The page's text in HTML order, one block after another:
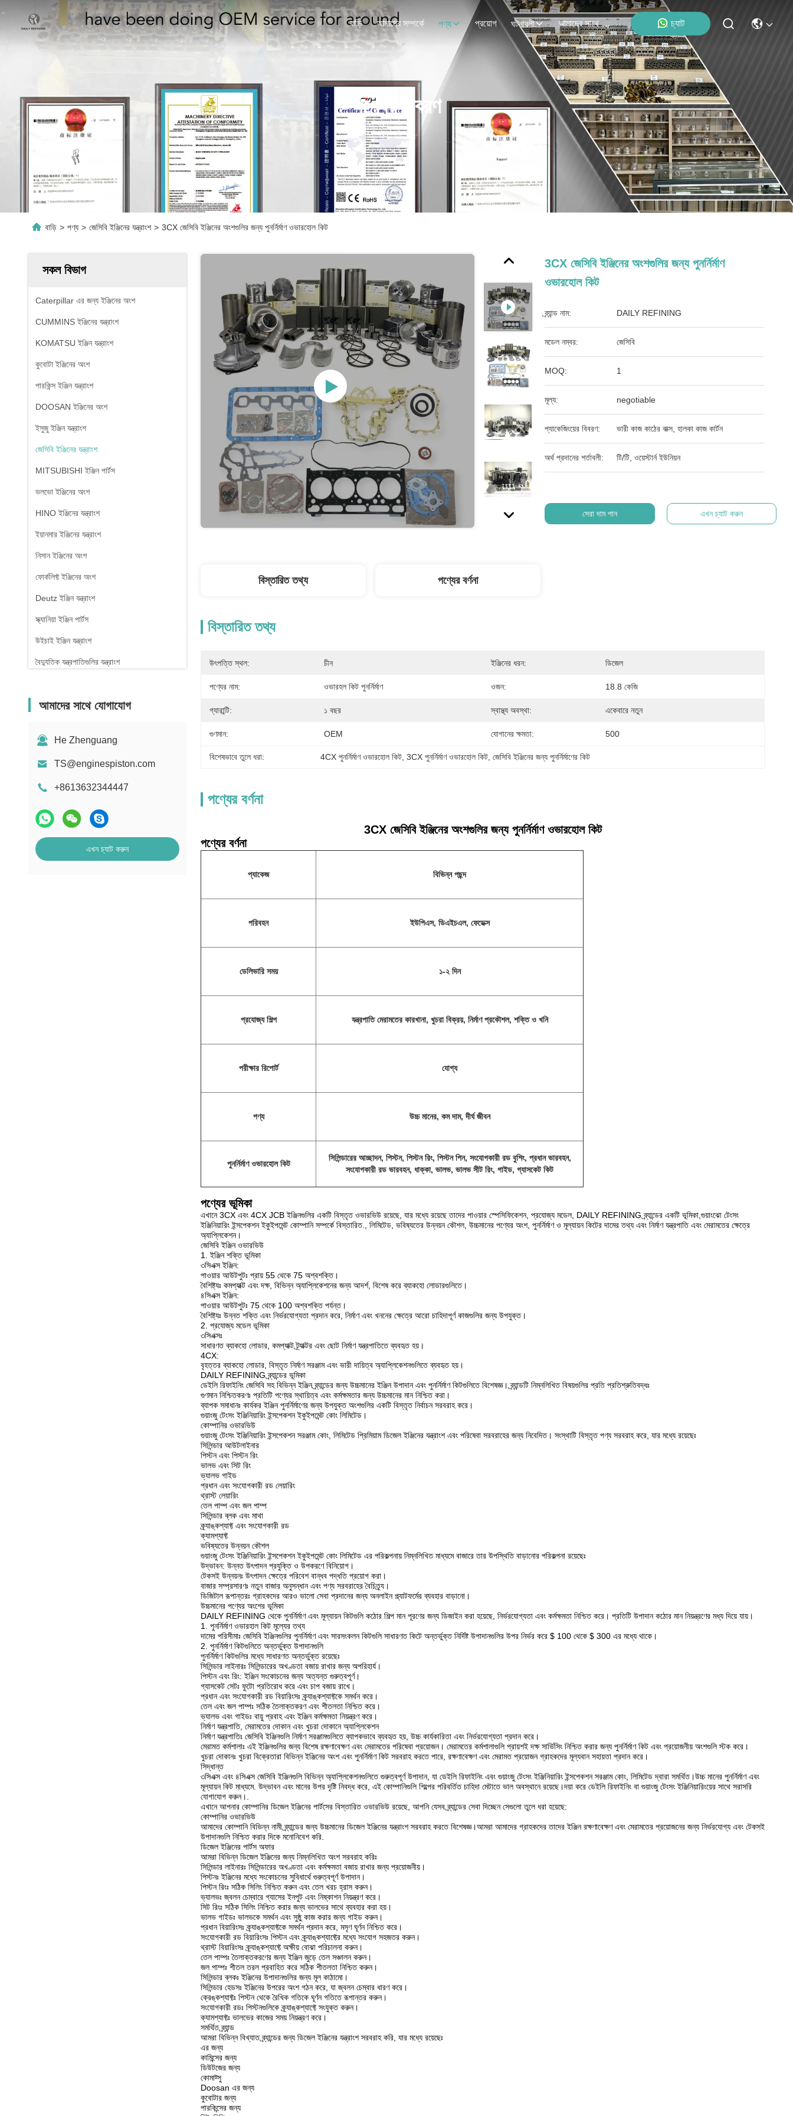
বাড়ি আমাদের সম্পর্কে পণ্য প্রয়োগ ঘটনাবলী আমাদের সাথে যোগাযোগ চ্যাট
পণ্যের বিবরণ
বাড়ি > পণ্য > জেসিবি ইঞ্জিনের যন্ত্রাংশ > 3CX জেসিবি ইঞ্জিনের অংশগুলির জন্য পুনর্নির্মাণ ওভারহোল কিট
সকল বিভাগ
Caterpillar এর জন্য ইঞ্জিনের অংশ
CUMMINS ইঞ্জিনের যন্ত্রাংশ
KOMATSU ইঞ্জিন যন্ত্রাংশ
কুবোটা ইঞ্জিনের অংশ
পারকিন্স ইঞ্জিন যন্ত্রাংশ
DOOSAN ইঞ্জিনের অংশ
ইসুজু ইঞ্জিন যন্ত্রাংশ
জেসিবি ইঞ্জিনের যন্ত্রাংশ
MITSUBISHI ইঞ্জিন পার্টস
ভলভো ইঞ্জিনের অংশ
HINO ইঞ্জিনের যন্ত্রাংশ
ইয়ানমার ইঞ্জিনের যন্ত্রাংশ
নিসান ইঞ্জিনের অংশ
ফোর্কলিফ্ট ইঞ্জিনের অংশ
Deutz ইঞ্জিন যন্ত্রাংশ
স্ক্যানিয়া ইঞ্জিন পার্টস
উইচাই ইঞ্জিন যন্ত্রাংশ
বৈদ্যুতিক যন্ত্রপাতিগুলির যন্ত্রাংশ
আমাদের সাথে যোগাযোগ
He Zhenguang
TS@enginespiston.com
+8613632344447
এখন চ্যাট করুন
3CX জেসিবি ইঞ্জিনের অংশগুলির জন্য পুনর্নির্মাণ
ওভারহোল কিট
ব্র্যান্ড নাম: DAILY REFINING
মডেল নম্বর: জেসিবি
MOQ: 1
মূল্য: negotiable
প্যাকেজিংয়ের বিবরণ: ভারী কাজ কাঠের বাক্স, হালকা কাজ কার্টন
অর্থ প্রদানের শর্তাবলী: টি/টি, ওয়েস্টার্ন ইউনিয়ন
সেরা দাম পান এখন চ্যাট করুন
বিস্তারিত তথ্য পণ্যের বর্ণনা
বিস্তারিত তথ্য
উৎপত্তি স্থল: চীন ইঞ্জিনের ধরন: ডিজেল
পণ্যের নাম: ওভারহল কিট পুনর্নির্মাণ ওজন: 18.8 কেজি
গ্যারান্টি: ১ বছর স্বাস্থ্য অবস্থা: একেবারে নতুন
গুণমান: OEM যোগানের ক্ষমতা: 500
বিশেষভাবে তুলে ধরা: 4CX পুনর্নির্মাণ ওভারহোল কিট , 3CX পুনর্নির্মাণ ওভারহোল কিট , জেসিবি ইঞ্জিনের জন্য পুনর্নির্মাণের কিট
পণ্যের বর্ণনা
3CX জেসিবি ইঞ্জিনের অংশগুলির জন্য পুনর্নির্মাণ ওভারহোল কিট
পণ্যের বর্ণনা
প্যাকেজ বিভিন্ন পছন্দ
পরিবহন ইউপিএস, ডিএইচএল, ফেডেক্স
ডেলিভারি সময় ১-২ দিন
প্রযোজ্য শিল্প যন্ত্রপাতি মেরামতের কারখানা, খুচরা বিক্রয়, নির্মাণ প্রকৌশল, শক্তি ও খনি
পরীক্ষার রিপোর্ট যোগ্য
পণ্য উচ্চ মানের, কম দাম, দীর্ঘ জীবন
পুনর্নির্মাণ ওভারহোল কিট
সিলিন্ডারের আচ্ছাদন, পিস্টন, পিস্টন রিং, পিস্টন পিন, সংযোগকারী রড বুশিং, প্রধান ভারবহন,
সংযোগকারী রড ভারবহন, ধাক্কা, ভালভ, ভালভ সীট রিং, গাইড, গ্যাসকেট কিট
পণ্যের ভূমিকা
এখানে 3CX এবং 4CX JCB ইঞ্জিনগুলির একটি বিস্তৃত ওভারভিউ রয়েছে, যার মধ্যে রয়েছে তাদের পাওয়ার স্পেসিফিকেশন, প্রযোজ্য মডেল, DAILY REFINING ব্র্যান্ডের একটি ভূমিকা,গুয়াংঝো টেংসং
ইঞ্জিনিয়ারিং ইন্সপেকশন ইকুইপমেন্ট কোম্পানি সম্পর্কে বিস্তারিত., লিমিটেড, ভবিষ্যতের উন্নয়ন কৌশল, উচ্চমানের পণ্যের অংশ, পুনর্নির্মাণ ও মূল্যায়ন কিটের দামের তথ্য এবং নির্মাণ যন্ত্রপাতি এবং মেরামতের ক্ষেত্রে
অ্যাপ্লিকেশন।
জেসিবি ইঞ্জিন ওভারভিউ
1. ইঞ্জিন শক্তি ভূমিকা
৩সিএক্স ইঞ্জিন:
পাওয়ার আউটপুটঃ প্রায় 55 থেকে 75 অশ্বশক্তি।
বৈশিষ্ট্যঃ কমপ্যাক্ট এবং দক্ষ, বিভিন্ন অ্যাপ্লিকেশনের জন্য আদর্শ, বিশেষ করে ব্যাকহো লোডারগুলিতে।
৪সিএক্স ইঞ্জিন:
পাওয়ার আউটপুটঃ 75 থেকে 100 অশ্বশক্তি পর্যন্ত।
বৈশিষ্ট্যঃ উন্নত শক্তি এবং নির্ভরযোগ্যতা প্রদান করে, নির্মাণ এবং খননের ক্ষেত্রে আরো চাহিদাপূর্ণ কাজগুলির জন্য উপযুক্ত।
2. প্রযোজ্য মডেল ভূমিকা
৩সিএক্সঃ
সাধারণত ব্যাকহো লোডার, কমপ্যাক্ট ট্র্যাক্টর এবং ছোট নির্মাণ যন্ত্রপাতিতে ব্যবহৃত হয়।
4CX:
বৃহত্তর ব্যাকহো লোডার, বিস্তৃত নির্মাণ সরঞ্জাম এবং ভারী দায়িত্ব অ্যাপ্লিকেশনগুলিতে ব্যবহৃত হয়।
DAILY REFINING ব্র্যান্ডের ভূমিকা
ডেইলি রিফাইনিং জেসিবি সহ বিভিন্ন ইঞ্জিন ব্র্যান্ডের জন্য উচ্চমানের ইঞ্জিন উপাদান এবং পুনর্নির্মাণ কিটগুলিতে বিশেষজ্ঞ। ব্র্যান্ডটি নিম্নলিখিত বিষয়গুলির প্রতি প্রতিশ্রুতিবদ্ধঃ
গুণমান নিশ্চিতকরণঃ প্রতিটি পণ্যের স্থায়িত্ব এবং কর্মক্ষমতার জন্য উচ্চমানের মান নিশ্চিত করা।
ব্যাপক সমাধানঃ কার্যকর ইঞ্জিন পুনর্নির্মাণের জন্য উপযুক্ত অংশগুলির একটি বিস্তৃত নির্বাচন সরবরাহ করে।
গুয়াংজু টেংসং ইঞ্জিনিয়ারিং ইন্সপেকশন ইকুইপমেন্ট কোং লিমিটেড।
কোম্পানির ওভারভিউ
গুয়াংজু টেংসং ইঞ্জিনিয়ারিং ইন্সপেকশন সরঞ্জাম কোং, লিমিটেড প্রিমিয়াম ডিজেল ইঞ্জিনের যন্ত্রাংশ এবং পরিষেবা সরবরাহের জন্য নিবেদিত। সংস্থাটি বিস্তৃত পণ্য সরবরাহ করে, যার মধ্যে রয়েছেঃ
সিলিন্ডার আউটলাইনার
পিস্টন এবং পিস্টন রিং
ভালভ এবং সিট রিং
ভ্যালভ গাইড
প্রধান এবং সংযোগকারী রড লেয়ারিং
থ্রাস্ট লেয়ারিং
তেল পাম্প এবং জল পাম্প
সিলিন্ডার ব্লক এবং মাথা
ক্র্যাঙ্কশ্যাফ্ট এবং সংযোগকারী রড
ক্যামশ্যাফ্ট
ভবিষ্যতের উন্নয়ন কৌশল
গুয়াংজু টেংসং ইঞ্জিনিয়ারিং ইন্সপেকশন ইকুইপমেন্ট কোং লিমিটেড এর পরিকল্পনায় নিম্নলিখিত মাধ্যমে বাজারে তার উপস্থিতি বাড়ানোর পরিকল্পনা রয়েছেঃ
উদ্ভাবন: উন্নত উৎপাদন প্রযুক্তি ও উপকরণে বিনিয়োগ।
টেকসই উন্নয়নঃ উৎপাদন ক্ষেত্রে পরিবেশ বান্ধব পদ্ধতি প্রয়োগ করা।
বাজার সম্প্রসারণঃ নতুন বাজার অনুসন্ধান এবং পণ্য সরবরাহের বৈচিত্র্য।
ডিজিটাল রূপান্তরঃ গ্রাহকদের আরও ভালো সেবা প্রদানের জন্য অনলাইন প্ল্যাটফর্মের ব্যবহার বাড়ানো।
উচ্চমানের পণ্যের অংশের ভূমিকা
DAILY REFINING থেকে পুনর্নির্মাণ এবং মূল্যায়ন কিটগুলি কঠোর শিল্প মান পূরণের জন্য ডিজাইন করা হয়েছে, নির্ভরযোগ্যতা এবং কর্মক্ষমতা নিশ্চিত করে। প্রতিটি উপাদান কঠোর মান নিয়ন্ত্রণের মধ্য দিয়ে যায়।
1. পুনর্নির্মাণ ওভারহাল কিট মূল্যের তথ্য
দামের পরিসীমাঃ জেসিবি ইঞ্জিনগুলির পুনর্নির্মাণ এবং সারসংকলন কিটগুলি সাধারণত কিটে অন্তর্ভুক্ত নির্দিষ্ট উপাদানগুলির উপর নির্ভর করে $ 100 থেকে $ 300 এর মধ্যে থাকে।
2. পুনর্নির্মাণ কিটগুলিতে অন্তর্ভুক্ত উপাদানগুলি
পুনর্নির্মাণ কিটগুলির মধ্যে সাধারণত অন্তর্ভুক্ত রয়েছেঃ
সিলিন্ডার লাইনারঃ সিলিন্ডারের অখণ্ডতা বজায় রাখার জন্য অপরিহার্য।
পিস্টন এবং রিং: ইঞ্জিন সংকোচনের জন্য অত্যন্ত গুরুত্বপূর্ণ।
গ্যাসকেট সেটঃ ফুটো প্রতিরোধ করে এবং চাপ বজায় রাখে।
প্রধান এবং সংযোগকারী রড বিয়ারিংসঃ ক্র্যাঙ্কশ্যাফ্টকে সমর্থন করে।
তেল এবং জল পাম্পঃ সঠিক তৈলাক্তকরণ এবং শীতলতা নিশ্চিত করে।
ভ্যালভ এবং গাইডঃ বায়ু প্রবাহ এবং ইঞ্জিন কর্মক্ষমতা নিয়ন্ত্রণ করে।
নির্মাণ যন্ত্রপাতি, মেরামতের দোকান এবং খুচরা দোকানে অ্যাপ্লিকেশন
নির্মাণ যন্ত্রপাতিঃ জেসিবি ইঞ্জিনগুলি নির্মাণ সরঞ্জামগুলিতে ব্যাপকভাবে ব্যবহৃত হয়, উচ্চ কার্যকারিতা এবং নির্ভরযোগ্যতা প্রদান করে।
মেরামত কর্মশালাঃ এই ইঞ্জিনগুলির জন্য বিশেষ রক্ষণাবেক্ষণ এবং মেরামতের পরিষেবা প্রয়োজন। মেরামতের কর্মশালাগুলি প্রায়শই দক্ষ সার্ভিসিং নিশ্চিত করার জন্য পুনর্নির্মাণ কিট এবং প্রয়োজনীয় অংশগুলি স্টক করে।
খুচরা দোকানঃ খুচরা বিক্রেতারা বিভিন্ন ইঞ্জিনের অংশ এবং পুনর্নির্মাণ কিট সরবরাহ করতে পারে, রক্ষণাবেক্ষণ এবং মেরামত প্রয়োজন গ্রাহকদের মূল্যবান সহায়তা প্রদান করে।
সিদ্ধান্ত
৩সিএক্স এবং ৪সিএক্স জেসিবি ইঞ্জিনগুলি বিভিন্ন অ্যাপ্লিকেশনগুলিতে গুরুত্বপূর্ণ উপাদান, যা ডেইলি রিফাইনিং এবং গুয়াংজু টেংসং ইঞ্জিনিয়ারিং ইন্সপেকশন সরঞ্জাম কোং, লিমিটেড দ্বারা সমর্থিত।উচ্চ মানের পুনর্নির্মাণ এবং
মূল্যায়ন কিট মাধ্যমে. উদ্ভাবন এবং মানের উপর দৃষ্টি নিবদ্ধ করে, এই কোম্পানিগুলি শিল্পের পরিবর্তিত চাহিদা মেটাতে ভাল অবস্থানে রয়েছে।দয়া করে ডেইলি রিফাইনিং বা গুয়াংজু টেংসং ইঞ্জিনিয়ারিংয়ের সাথে সরাসরি
যোগাযোগ করুন।.
এখানে আপনার কোম্পানির ডিজেল ইঞ্জিনের পার্টসের বিস্তারিত ওভারভিউ রয়েছে, আপনি যেসব ব্র্যান্ডের সেবা দিচ্ছেন সেগুলো তুলে ধরা হয়েছে:
কোম্পানির ওভারভিউ
আমাদের কোম্পানি বিভিন্ন নামী ব্র্যান্ডের জন্য উচ্চমানের ডিজেল ইঞ্জিনের যন্ত্রাংশ সরবরাহ করতে বিশেষজ্ঞ।আমরা আমাদের গ্রাহকদের তাদের ইঞ্জিন রক্ষণাবেক্ষণ এবং মেরামতের প্রয়োজনের জন্য নির্ভরযোগ্য এবং টেকসই
উপাদানগুলি নিশ্চিত করার দিকে মনোনিবেশ করি.
ডিজেল ইঞ্জিনের পার্টস অফার
আমরা বিভিন্ন ডিজেল ইঞ্জিনের জন্য নিম্নলিখিত অংশ সরবরাহ করিঃ
সিলিন্ডার লাইনারঃ সিলিন্ডারের অখণ্ডতা এবং কর্মক্ষমতা বজায় রাখার জন্য প্রয়োজনীয়।
পিস্টনঃ ইঞ্জিনের মধ্যে সংকোচনের সুবিধার্থে গুরুত্বপূর্ণ উপাদান।
পিস্টন রিংঃ সঠিক সিলিং নিশ্চিত করুন এবং তেল খরচ হ্রাস করুন।
ভ্যালভঃ জ্বলন চেম্বারে গ্যাসের ইনপুট এবং নিষ্কাশন নিয়ন্ত্রণ করে।
সিট রিংঃ সঠিক সিলিং নিশ্চিত করার জন্য ভালভের সাথে ব্যবহার করা হয়।
ভালভ গাইডঃ ভালভকে সমর্থন এবং সুষ্ঠু কাজ করার জন্য গাইড করুন।
প্রধান বিয়ারিংসঃ ক্র্যাঙ্কশ্যাফ্টকে সমর্থন প্রদান করে, মসৃণ ঘূর্ণন নিশ্চিত করে।
সংযোগকারী রড বিয়ারিংসঃ পিস্টন এবং ক্র্যাঙ্কশ্যাফ্টের মধ্যে সংযোগ সহজতর করুন।
থ্রাস্ট বিয়ারিংসঃ ক্র্যাঙ্কশ্যাফ্টে অক্ষীয় বোঝা পরিচালনা করুন।
তেল পাম্পঃ তৈলাক্তকরণের জন্য ইঞ্জিন জুড়ে তেল সঞ্চালন করুন।
জল পাম্পঃ শীতল তরল প্রবাহিত করে সঠিক শীতলতা নিশ্চিত করুন।
সিলিন্ডার ব্লকঃ ইঞ্জিনের উপাদানগুলির জন্য মূল কাঠামো।
সিলিন্ডার হেডসঃ ইঞ্জিনের উপরের অংশ গঠন করে, যা জ্বলন চেম্বার ধারণ করে।
ক্রেঙ্কশ্যাফ্টঃ পিস্টন থেকে রৈখিক গতিকে ঘূর্ণন গতিতে রূপান্তর করুন।
সংযোগকারী রডঃ পিস্টনগুলিকে ক্র্যাঙ্কশ্যাফ্টে সংযুক্ত করুন।
ক্যামশ্যাফ্টঃ ভালভের কাজের সময় নিয়ন্ত্রণ করে।
সমর্থিত ব্র্যান্ড
আমরা বিভিন্ন বিখ্যাত ব্র্যান্ডের জন্য ডিজেল ইঞ্জিনের যন্ত্রাংশ সরবরাহ করি, যার মধ্যে রয়েছেঃ
এর জন্য
কামিন্সের জন্য
ডিউটজের জন্য
কোমাট্সু
Doosan এর জন্য
কুবোটার জন্য
পারকিন্সের জন্য